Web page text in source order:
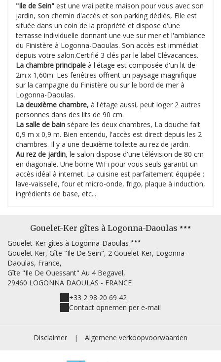
"Ile de Sein" est une vrai petite maison pour vous avec son
jardin, son chemin d'accès et son parking dédiés, Elle est
située dans un coin de la propriété et dispose d'une
terrasse individuelle donnant une vue sur mer et l'ambiance
du Finistère à Logonna-Daoulas. Son accès est immédiat
depuis votre salon.Certifié 3 clés par le label Clévacances.
La chambre principale à l'étage est composée d'un lit de
2m.x 1,60m. Les fenêtres offrent un paysage magnifique
sur la campagne du Finistère ou sur le bord de mer à
Logonna-Daoulas.
La deuxième chambre, à l'étage aussi, peut loger 2 autres
personnes dans des lits de 90 cm.
La salle de bain sépare les deux chambres, La douche fait
0,9 m x 0,9 m. Bien entendu, l'accès est direct depuis les 2
chambres. Il y a une deuxième toilette au rez de jardin.
Au rez de jardin, le salon dispose d'une télévision de 80 cm
en diagonale. Une borne WiFi pour vous seuls garantit un
accès idéal à internet. La cuisine est parfaitement équipée :
lave-vaisselle, four et micro-onde, frigo, plaque à induction,
ingrédients de base, etc...
Gouelet-Ker gîtes à Logonna-Daoulas
Gouelet-Ker gîtes à Logonna-Daoulas
Gouelet Ker, Gîte "Ile De Sein", 2 Gouelet Ker, Logonna-
Daoulas, France,
Gîte "Ile De Ouessant" Au 4 Begavel,
29460 LOGONNA DAOULAS - FRANCE
+33 2 98 20 69 42
Contact opnemen per e-mail
Disclaimer | Algemene verkoopvoorwaarden